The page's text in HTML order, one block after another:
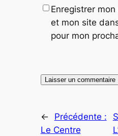
Enregistrer
et mon site
pour mon
←
Précédente :
Le Centre